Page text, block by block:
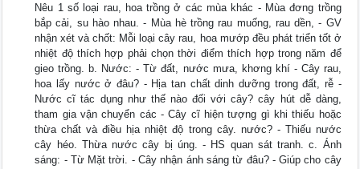
Nêu 1 số loại rau, hoa trồng ở các mùa khác - Mùa đơng trồng
bắp cải, su hào nhau. - Mùa hè trồng rau muống, rau dền, - GV
nhận xét và chốt: Mỗi loại cây rau, hoa mướp đều phát triển tốt ở
nhiệt độ thích hợp phải chọn thời điểm thích hợp trong năm để
gieo trồng. b. Nước: - Từ đất, nước mưa, khơng khí - Cây rau,
hoa lấy nước ở đâu? - Hịa tan chất dinh dưỡng trong đất, rễ -
Nước cĩ tác dụng như thế nào đối với cây? cây hút dễ dàng,
tham gia vận chuyển các - Cây cĩ hiện tượng gì khi thiếu hoặc
thừa chất và điều hịa nhiệt độ trong cây. nước? - Thiếu nước
cây héo. Thừa nước cây bị úng. - HS quan sát tranh. c. Ánh
sáng: - Từ Mặt trời. - Cây nhận ánh sáng từ đâu? - Giúp cho cây